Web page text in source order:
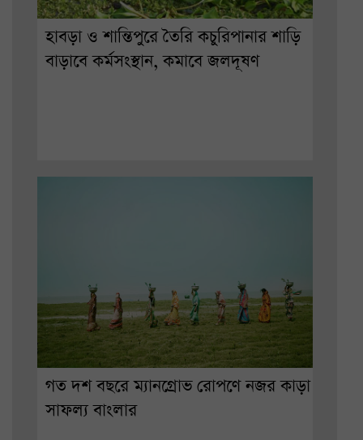
হাবড়া ও শান্তিপুরে তৈরি কচুরিপানার শাড়ি
বাড়াবে কর্মসংস্থান, কমাবে জলদূষণ
গত দশ বছরে ম্যানগ্রোভ রোপণে নজর কাড়া
সাফল্য বাংলার